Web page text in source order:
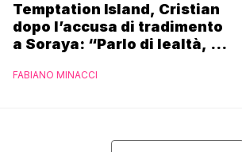
Temptation Island, Cristian
dopo l’accusa di tradimento
a Soraya: “Parlo di lealtà, ma
FABIANO MINACCI